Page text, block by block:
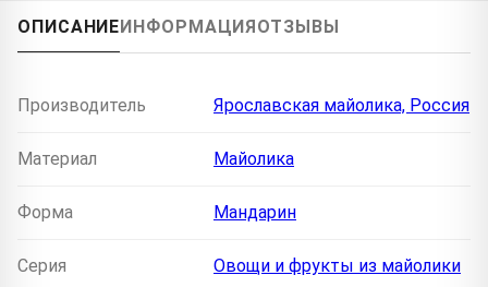
ОПИСАНИЕИНФОРМАЦИЯОТЗЫВЫ
Производитель Ярославская майолика, Россия
Материал Майолика
Форма Мандарин
Серия Овощи и фрукты из майолики